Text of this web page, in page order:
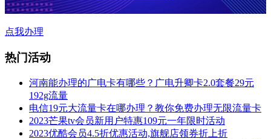
点我办理
热门活动
河南能办理的广电卡有哪些？广电升卿卡2.0套餐29元
192g流量
电信19元大流量卡在哪办理？教你免费办理无限流量卡
2023芒果tv会员新用户特惠109元一年限时活动
2023优酷会员4.5折优惠活动,旗舰店领券折上折